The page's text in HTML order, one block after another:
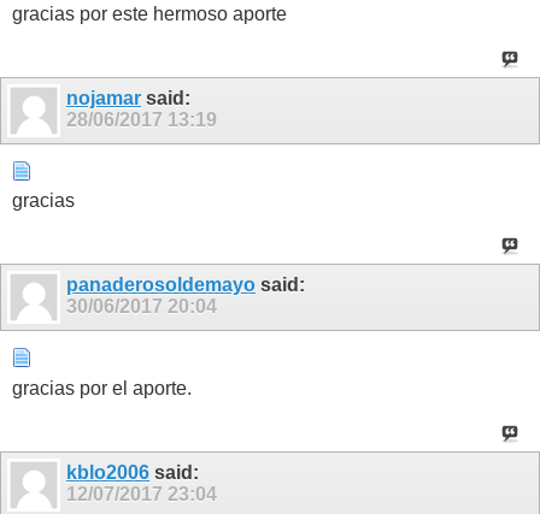
gracias por este hermoso aporte
nojamar said:
28/06/2017 13:19
gracias
panaderosoldemayo said:
30/06/2017 20:04
gracias por el aporte.
kblo2006 said:
12/07/2017 23:04